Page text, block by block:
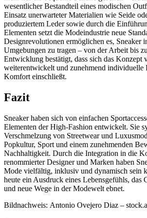
wesentlicher Bestandteil eines modischen
Einsatz unerwarteter Materialien wie Seide
produziertem Leder sowie durch die
Elementen setzt die Modeindustrie neue
Designrevolutionen ermöglichen es, Sneaker
Umgebungen zu tragen – von der Arbeit bis
Entwicklung bestätigt, dass sich das Konzept
weiterentwickelt und zunehmend individuelle
Komfort einschließt.
Fazit
Sneaker haben sich von einfachen
Elementen der High-Fashion entwickelt. Sie
Verschmelzung von Streetwear und
Popkultur, Sport und einem zunehmenden
Nachhaltigkeit. Durch die Integration in die
renommierter Designer und Marken haben
Mode vielfältig, inklusiv und dynamisch sein
heute ein Ausdruck eines Lebensgefühls, das
und neue Wege in der Modewelt ebnet.
Bildnachweis: Antonio Ovejero Diaz –